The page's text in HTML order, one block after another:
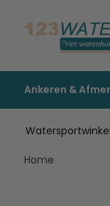
Ankeren &
Home